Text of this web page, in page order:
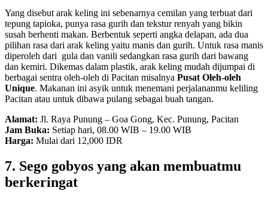
Yang disebut arak keling ini sebenarnya cemilan yang terbuat dari
tepung tapioka, punya rasa gurih dan tekstur renyah yang bikin
susah berhenti makan. Berbentuk seperti angka delapan, ada dua
pilihan rasa dari arak keling yaitu manis dan gurih. Untuk rasa manis
diperoleh dari gula dan vanili sedangkan rasa gurih dari bawang
dan kemiri. Dikemas dalam plastik, arak keling mudah dijumpai di
berbagai sentra oleh-oleh di Pacitan misalnya Pusat Oleh-oleh
Unique. Makanan ini asyik untuk menemani perjalananmu keliling
Pacitan atau untuk dibawa pulang sebagai buah tangan.
Alamat: Jl. Raya Punung – Goa Gong, Kec. Punung, Pacitan
Jam Buka: Setiap hari, 08.00 WIB – 19.00 WIB
Harga: Mulai dari 12,000 IDR
7. Sego gobyos yang akan membuatmu
berkeringat